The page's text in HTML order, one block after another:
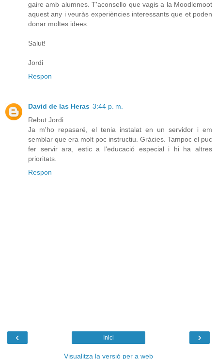
gaire amb alumnes. T'aconsello que vagis a la Moodlemoot
aquest any i veuràs experiències interessants que et poden
donar moltes idees.
Salut!
Jordi
Respon
David de las Heras 3:44 p. m.
Rebut Jordi
Ja m'ho repasaré, el tenia instalat en un servidor i em
semblar que era molt poc instructiu. Gràcies. Tampoc el puc
fer servir ara, estic a l'educació especial i hi ha altres
prioritats.
Respon
‹ ›
Inici
Visualitza la versió per a web